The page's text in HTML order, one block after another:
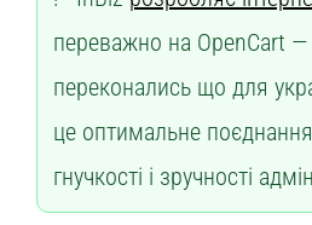
переважно на OpenCart —
переконались що для
це оптимальне
гнучкості і зручності